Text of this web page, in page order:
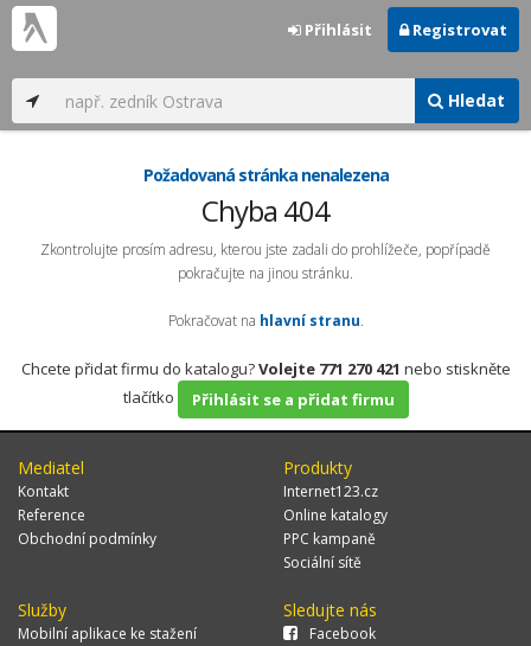
Hledat
Přihlásit Registrovat
Požadovaná stránka nenalezena
Chyba 404
Zkontrolujte prosím adresu, kterou jste zadali do prohlížeče, popřípadě
pokračujte na jinou stránku.
Pokračovat na hlavní stranu.
Chcete přidat firmu do katalogu?Volejte 771 270 421 nebo stiskněte
tlačítko
Přihlásit se a přidat firmu
Mediatel
Kontakt
Reference
Obchodní podmínky
Produkty
Internet123.cz
Online katalogy
PPC kampaně
Sociální sítě
Služby
Mobilní aplikace ke stažení
Sledujte nás
Facebook